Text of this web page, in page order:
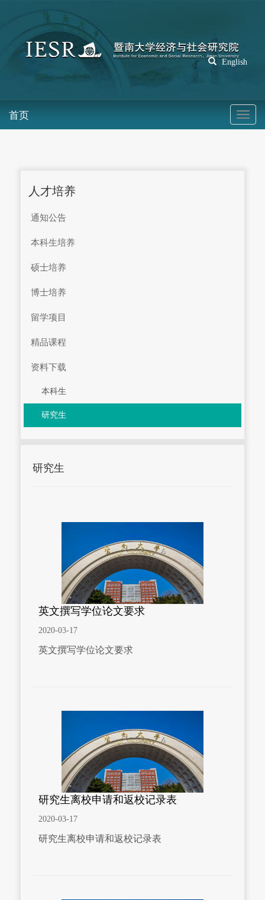
English
首页
人才培养
通知公告
本科生培养
硕士培养
博士培养
留学项目
精品课程
资料下载
本科生
研究生
研究生
英文撰写学位论文要求
2020-03-17
英文撰写学位论文要求
研究生离校申请和返校记录表
2020-03-17
研究生离校申请和返校记录表